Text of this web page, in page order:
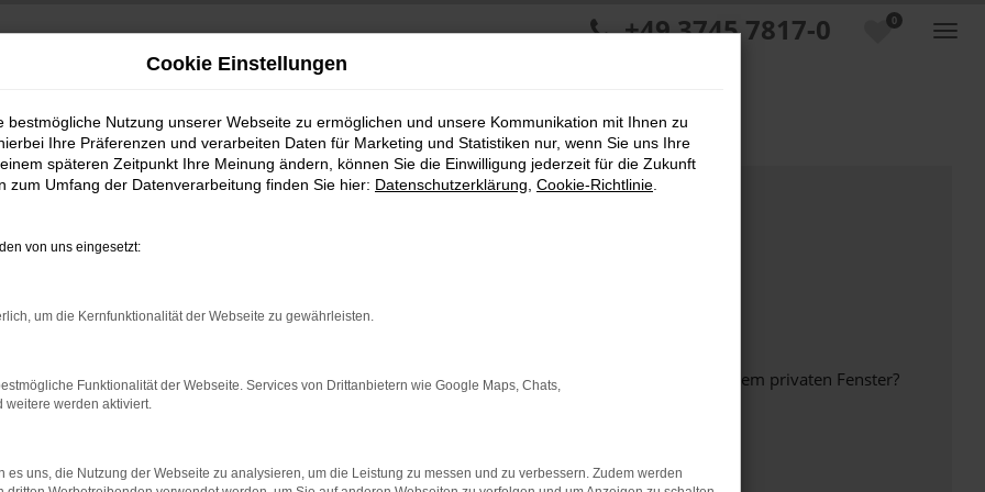
0
+49 3745 7817-0
bestimmter Seiten verhindern. Funktioniert die Seite in einem anderen Browser oder in einem privaten Fenster?
beheben.
auf dem neuesten Stand sind.
Cookie Einstellungen
bestmögliche Nutzung unserer Webseite zu ermöglichen und unsere Kommunikation mit Ihnen zu
Ihre Präferenzen und verarbeiten Daten für Marketing und Statistiken nur, wenn Sie uns Ihre
späteren Zeitpunkt Ihre Meinung ändern, können Sie die Einwilligung jederzeit für die Zukunft
zum Umfang der Datenverarbeitung finden Sie hier: Datenschutzerklärung Cookie-Richtlinie
von uns eingesetzt:
um die Kernfunktionalität der Webseite zu gewährleisten.
Funktionalität der Webseite. Services von Drittanbietern wie Google Maps, Chats,
weitere werden aktiviert.
es uns, die Nutzung der Webseite zu analysieren, um die Leistung zu messen und zu verbessern. Zudem werden